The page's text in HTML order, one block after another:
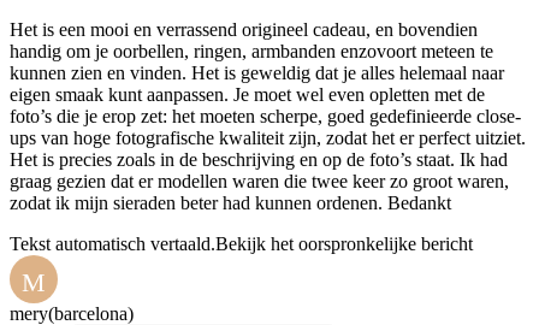
Het is een mooi en verrassend origineel cadeau, en bovendien
handig om je oorbellen, ringen, armbanden enzovoort meteen te
kunnen zien en vinden. Het is geweldig dat je alles helemaal naar
eigen smaak kunt aanpassen. Je moet wel even opletten met de
foto’s die je erop zet: het moeten scherpe, goed gedefinieerde close-
ups van hoge fotografische kwaliteit zijn, zodat het er perfect uitziet.
Het is precies zoals in de beschrijving en op de foto’s staat. Ik had
graag gezien dat er modellen waren die twee keer zo groot waren,
zodat ik mijn sieraden beter had kunnen ordenen. Bedankt
Tekst automatisch vertaald.Bekijk het oorspronkelijke bericht
M
mery(barcelona)